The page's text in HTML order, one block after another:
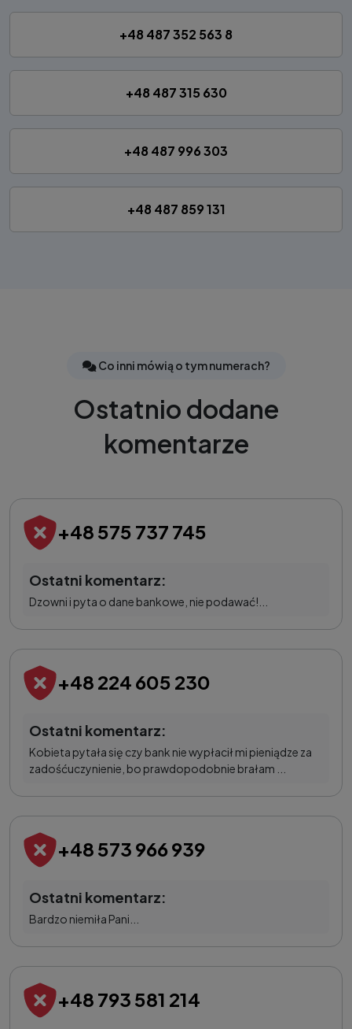
+48 487 352 563 8
+48 487 315 630
+48 487 996 303
+48 487 859 131
Co inni mówią o tym numerach?
Ostatnio dodane
komentarze
+48 575 737 745
Ostatni komentarz:
Dzowni i pyta o dane bankowe, nie podawać!...
+48 224 605 230
Ostatni komentarz:
Kobieta pytała się czy bank nie wypłacił mi pieniądze za
zadośćuczynienie, bo prawdopodobnie brałam ...
+48 573 966 939
Ostatni komentarz:
Bardzo niemiła Pani...
+48 793 581 214